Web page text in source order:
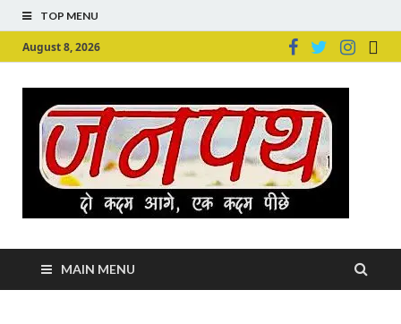
TOP MENU
August 8, 2026
MAIN MENU